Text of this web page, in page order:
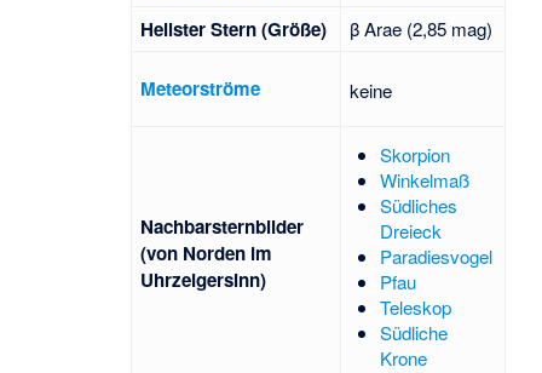
Hellster Stern (Größe) β Arae (2,85 mag)
Meteorströme keine
Nachbarsternbilder
(von Norden im
Uhrzeigersinn)
Skorpion
Winkelmaß
Südliches
Dreieck
Paradiesvogel
Pfau
Teleskop
Südliche
Krone